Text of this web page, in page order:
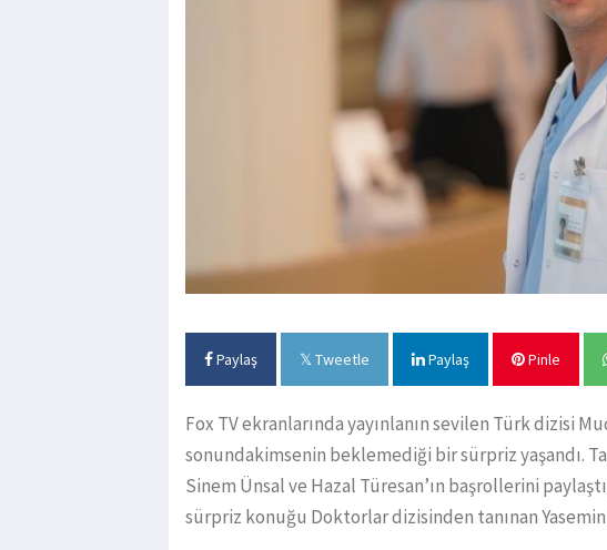
Paylaş Tweetle Paylaş Pinle
Fox TV ekranlarında yayınlanın sevilen Türk dizisi
sonundakimsenin beklemediği bir sürpriz yaşandı.
Sinem Ünsal ve Hazal Türesan’ın başrollerini
sürpriz konuğu Doktorlar dizisinden tanınan